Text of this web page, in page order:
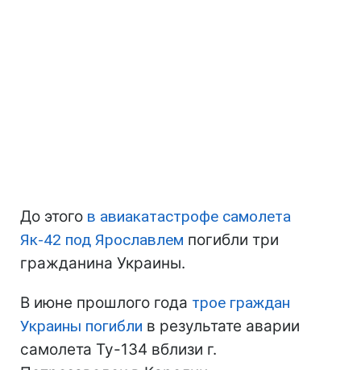
До этого в авиакатастрофе самолета
Як-42 под Ярославлем погибли три
гражданина Украины.
В июне прошлого года трое граждан
Украины погибли в результате аварии
самолета Ту-134 вблизи г.